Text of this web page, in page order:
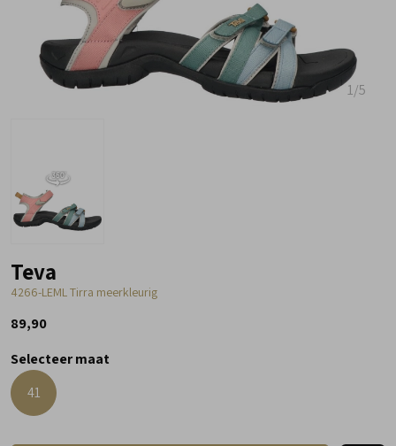
1/5
Teva
4266-LEML Tirra meerkleurig
89,90
Selecteer maat
41